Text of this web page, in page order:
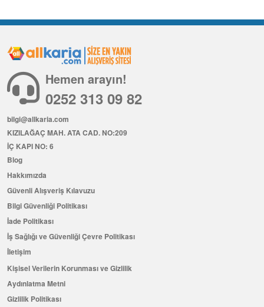
Hemen arayın!
0252 313 09 82
bilgi@allkaria.com
KIZILAĞAÇ MAH. ATA CAD. NO:209
İÇ KAPI NO: 6
Blog
Hakkımızda
Güvenli Alışveriş Kılavuzu
Bilgi Güvenliği Politikası
İade Politikası
İş Sağlığı ve Güvenliği Çevre Politikası
İletişim
Kişisel Verilerin Korunması ve Gizlilik
Aydınlatma Metni
Gizlilik Politikası